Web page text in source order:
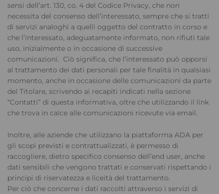
sensi dell’art. 130, co. 4 del Codice Privacy, che non
necessita del consenso dell’interessato, sempre che si tratti
di servizi analoghi a quelli oggetto del contratto in corso e
che l’interessato, adeguatamente informato, non rifiuti tale
uso, inizialmente o in occasione di successive
comunicazioni. Ciò significa, che l’interessato può opporsi
al trattamento dei dati personali per tale finalità in qualsiasi
momento, anche in occasione delle comunicazioni da parte
del Titolare, scrivendo ai recapiti indicati nella sezione
“Contatti” di questa informativa, oltre che utilizzando il link
che trova in calce alle comunicazioni ricevute via email.
Inoltre, alle aziende che utilizzano la piattaforma ADA per
gli scopi previsti e contrattualizzati, è permesso di
raccogliere, dietro specifico consenso dell’end user, anche
dati sensibili che vengono trattati e conservati rispettando i
principi di riservatezza e liceità del trattamento.
Per ciò che concerne i dati raccolti attraverso i servizi di